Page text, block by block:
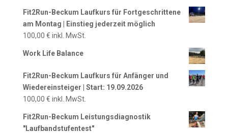
Fit2Run-Beckum Laufkurs für Fortgeschrittene
am Montag | Einstieg jederzeit möglich
100,00 € inkl. MwSt.
Work Life Balance
Fit2Run-Beckum Laufkurs für Anfänger und
Wiedereinsteiger | Start: 19.09.2026
100,00 € inkl. MwSt.
Fit2Run-Beckum Leistungsdiagnostik
"Laufbandstufentest"